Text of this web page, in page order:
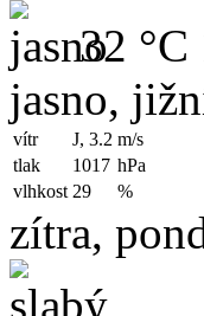
32 °C
jasno,
vítr J, 3.2 m/s
tlak
1017 hPa
vlhkost 29 %
zítra,